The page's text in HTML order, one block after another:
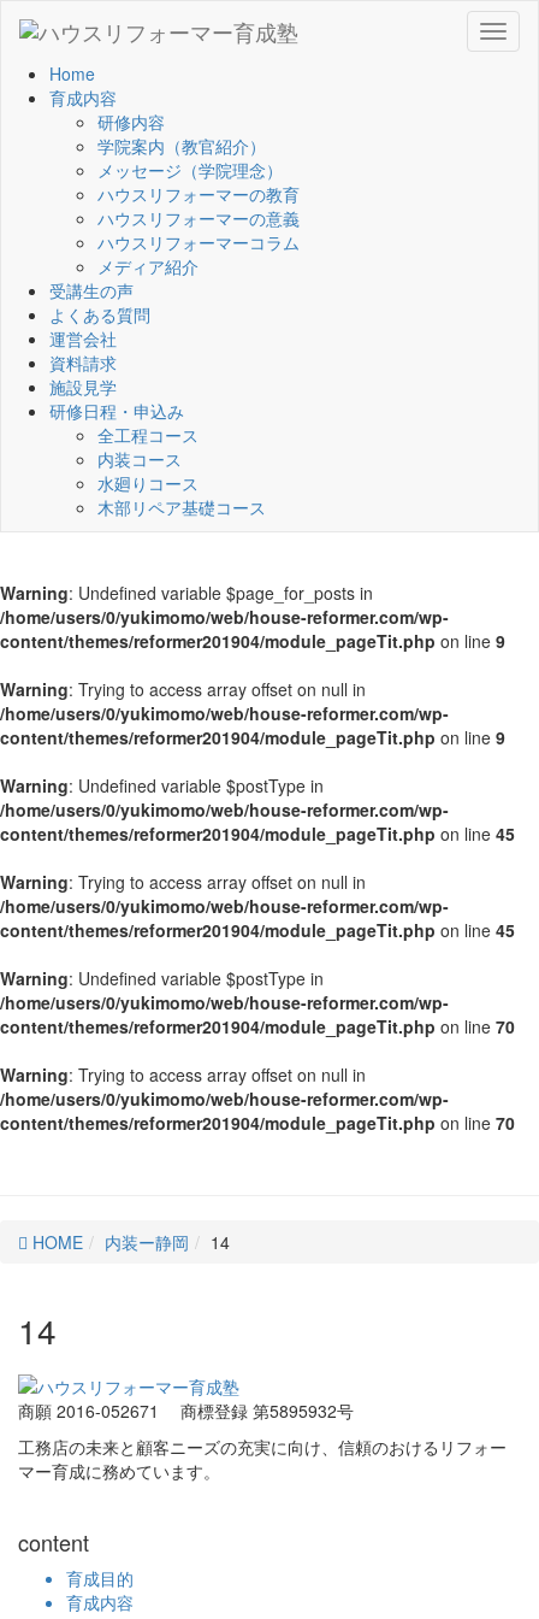
Home
育成内容
研修内容
学院案内（教官紹介）
メッセージ（学院理念）
ハウスリフォーマーの教育
ハウスリフォーマーの意義
ハウスリフォーマーコラム
メディア紹介
受講生の声
よくある質問
運営会社
資料請求
施設見学
研修日程・申込み
全工程コース
内装コース
水廻りコース
木部リペア基礎コース
Warning: Undefined variable $page_for_posts in
/home/users/0/yukimomo/web/house-reformer.com/wp-
content/themes/reformer201904/module_pageTit.php on line 9
Warning: Trying to access array offset on null in
/home/users/0/yukimomo/web/house-reformer.com/wp-
content/themes/reformer201904/module_pageTit.php on line 9
Warning: Undefined variable $postType in
/home/users/0/yukimomo/web/house-reformer.com/wp-
content/themes/reformer201904/module_pageTit.php on line 45
Warning: Trying to access array offset on null in
/home/users/0/yukimomo/web/house-reformer.com/wp-
content/themes/reformer201904/module_pageTit.php on line 45
Warning: Undefined variable $postType in
/home/users/0/yukimomo/web/house-reformer.com/wp-
content/themes/reformer201904/module_pageTit.php on line 70
Warning: Trying to access array offset on null in
/home/users/0/yukimomo/web/house-reformer.com/wp-
content/themes/reformer201904/module_pageTit.php on line 70
HOME 内装ー静岡 14
14
商願 2016-052671
商標登録 第5895932号
工務店の未来と顧客ニーズの充実に向け、信頼のおけるリフォー
マー育成に務めています。
content
育成目的
育成内容